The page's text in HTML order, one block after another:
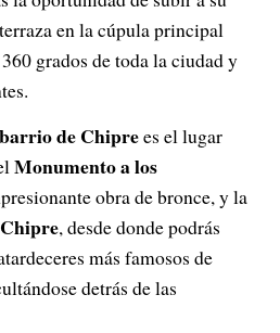
en la cúpula principal
grados de toda la ciudad y
barrio de Chiprees el lugar
Monumento a los
obra de bronce, y la
, desde donde podrás
más famosos de
detrás de las